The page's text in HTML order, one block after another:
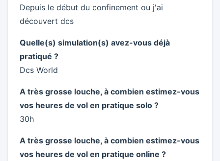
Depuis le début du confinement ou j'ai
découvert dcs
Quelle(s) simulation(s) avez-vous déjà
pratiqué ?
Dcs World
A très grosse louche, à combien estimez-vous
vos heures de vol en pratique solo ?
30h
A très grosse louche, à combien estimez-vous
vos heures de vol en pratique online ?